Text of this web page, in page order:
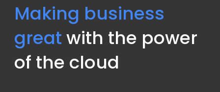
Making business
great with the power
of the cloud